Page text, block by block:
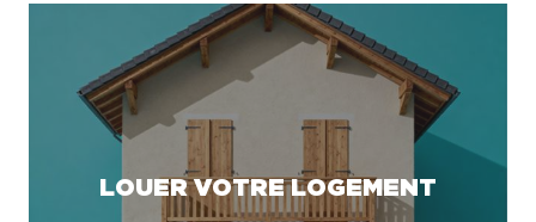
LOUER VOTRE LOGEMENT